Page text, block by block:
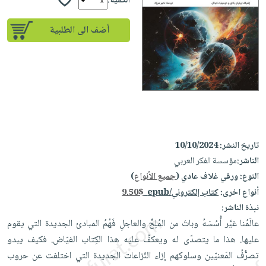
إختياراتنا
كتب
أكاديمية
صندوق
القراءة
iKitab
بلا
حدود
أسئلة
يتكرر
على
Android
تحميل
iKitab
على
Apple
أسئلة
يتكرر
طرحها
تحميل
masmu3
على
masmu3
على
Apple
المواضيع
الأكثر
مبيعاً
إختياراتنا
وسائل
القراءة
جوائز
تعليمية
الصحة
والعناية
الشخصية
جديد
العناية
الشخصية
العناية
وتصفيف
الشعر
العناية
بالجسم
المطبخ
والسفرة
جديد
الكل
أواني
الطهي
أدوات
متجر
الهدايا
أقسام
أضف الى الطلبية
تاريخ النشر:10/10/2024
الناشر:مؤسسة الفكر العربي
النوع:ورقي غلاف عادي (جميع الأنواع)
أنواع اخرى:كتاب إلكتروني/epub
9.50$
نبذة الناشر:
عالَمُنا غيَّر أُسُسَهُ وباتَ من المُلِحِّ والعاجلِ فَهْمُ المبادئ الجديدة التي يقوم
عليها. هذا ما يتصدّى له ويعكفُ عليه هذا الكِتاب الفيّاض. فكيف يبدو
تصرُّفُ المَعنيّين وسلوكهم إزاء النّزاعات الجديدة التي اختلفت عن حروب